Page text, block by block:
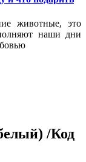
животные, это
наши дни
/Код